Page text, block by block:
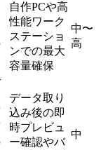
自作PCや高
性能ワーク
ステーショ
ンでの最大
容量確保
中〜
高
データ取り
込み後の即
時プレビュ
ー確認やバ
中